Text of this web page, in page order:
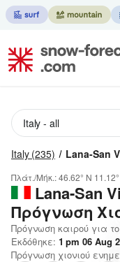
Italy (235) Lana-San
Πλάτ./Μήκ.:46.62° N
Lana-San
Πρόγνωση
Πρόγνωση καιρού για
Εκδόθηκε: 1 pm 06 Aug
Πρόγνωση χιονιού